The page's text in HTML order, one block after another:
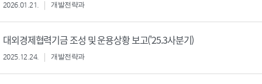
2026.01.21. 개발전략과
대외경제협력기금 조성 및 운용상황 보고('25.3사분기)
2025.12.24. 개발전략과